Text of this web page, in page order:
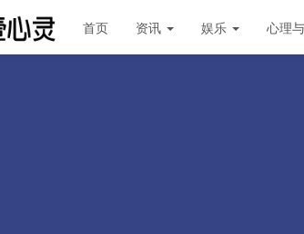
首页 资讯 娱乐 心理